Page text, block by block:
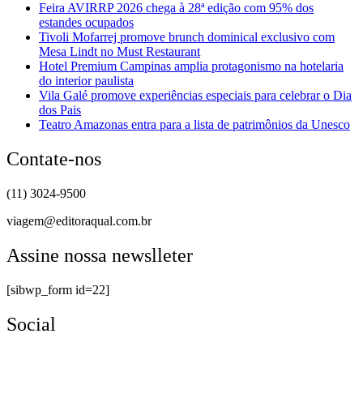
Feira AVIRRP 2026 chega à 28ª edição com 95% dos
estandes ocupados
Tivoli Mofarrej promove brunch dominical exclusivo com
Mesa Lindt no Must Restaurant
Hotel Premium Campinas amplia protagonismo na hotelaria
do interior paulista
Vila Galé promove experiências especiais para celebrar o Dia
dos Pais
Teatro Amazonas entra para a lista de patrimônios da Unesco
Contate-nos
(11) 3024-9500
viagem@editoraqual.com.br
Assine nossa newslleter
[sibwp_form id=22]
Social